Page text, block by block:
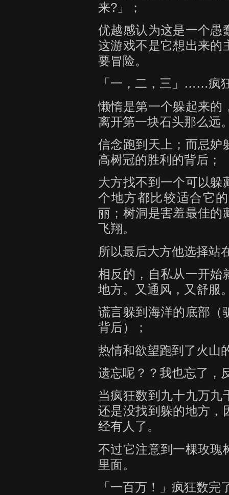
来?」；
优越感认为这是一个愚
这游戏不是它想出来的
要冒险。
「一，二，三」……疯
懒惰是第一个躲起来的
离开第一块石头那么远
信念跑到天上；而忌妒
高树冠的胜利的背后；
大方找不到一个可以躲
个地方都比较适合它
丽；树洞是害羞最佳的
飞翔。
所以最后大方他选择站
相反的，自私从一开始
地方。又通风，又舒服
谎言躲到海洋的底部（
背后）；
热情和欲望跑到了火山
遗忘呢？？我也忘了，
当疯狂数到九十九万九
还是没找到躲的地方，
经有人了。
不过它注意到一棵玫瑰
里面。
「一百万！」疯狂数完